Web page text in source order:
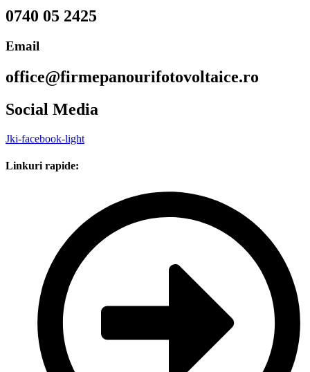
0740 05 2425
Email
office@firmepanourifotovoltaice.ro
Social Media
Jki-facebook-light
Linkuri rapide: